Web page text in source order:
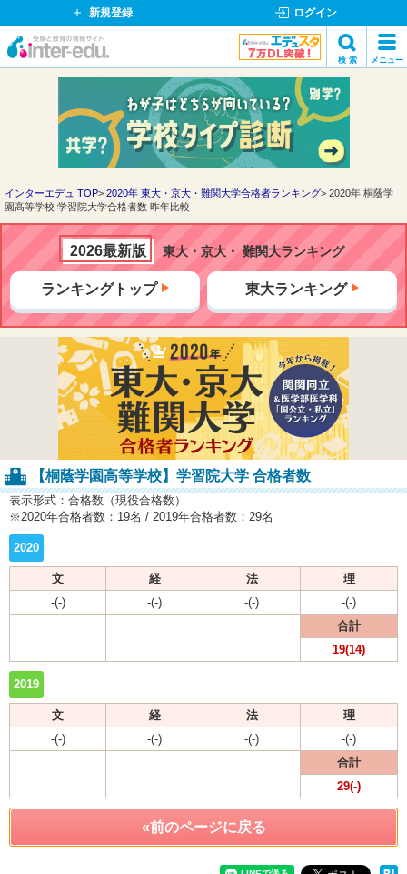
新規登録 ログイン
イ
ド
ッ
ト
検 索 メニュー
検索
インターエデュ TOP 2020年 東大・京大・難関大学合格者ランキング
2020年 桐蔭学
園高等学校 学習院大学合格者数 昨年比較
2026最新版 東大・京大・ 難関大ランキング
ランキングトップ 東大ランキング
【桐蔭学園高等学校】学習院大学 合格者数
表示形式：合格数（現役合格数）
※2020年合格者数：19名 / 2019年合格者数：29名
2020
文 経 法
理
-(-)
-(-) -(-)
-(-)
合計
19(14)
2019
文 経 法
理
-(-)
-(-) -(-)
-(-)
合計
29(-)
«前のページに戻る